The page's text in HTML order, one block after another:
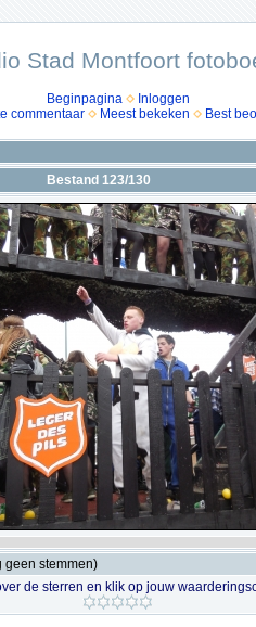
Stad Montfoort
Beginpagina
Inloggen
commentaar Meest bekeken Best
Bestand 123/130
geen stemmen)
de sterren en klik op jouw